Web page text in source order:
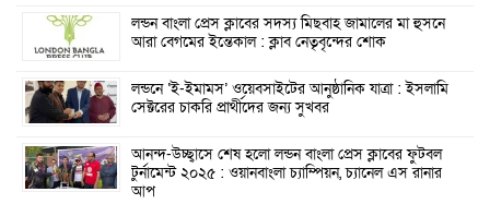
লন্ডন বাংলা প্রেস ক্লাবের সদস্য মিছবাহ জামালের মা হুসনে
আরা বেগমের ইন্তেকাল : ক্লাব নেতৃবৃন্দের শোক
লন্ডনে ‘ই-ইমামস’ ওয়েবসাইটের আনুষ্ঠানিক যাত্রা : ইসলামি
সেক্টরের চাকরি প্রার্থীদের জন্য সুখবর
আনন্দ-উচ্ছ্বাসে শেষ হলো লন্ডন বাংলা প্রেস ক্লাবের ফুটবল
টুর্নামেন্ট ২০২৫ : ওয়ানবাংলা চ্যাম্পিয়ন, চ্যানেল এস রানার
আপ